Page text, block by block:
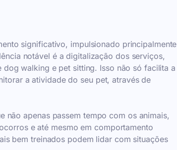
significativo, impulsionado principalmente
notável é a digitalização dos serviços,
walking e pet sitting. Isso não só facilita a
a atividade do seu pet, através de
não apenas passem tempo com os animais,
e até mesmo em comportamento
bem treinados podem lidar com situações